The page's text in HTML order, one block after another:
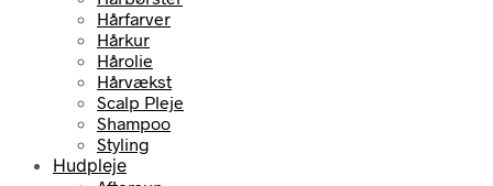
Hårfarver
Hårkur
Hårolie
Hårvækst
Scalp Pleje
Shampoo
Styling
Hudpleje